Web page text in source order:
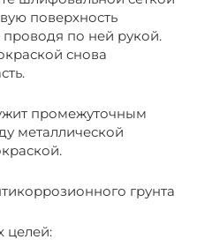
поверхность
проводя по ней рукой.
снова
промежуточным
металлической
грунта
целей: